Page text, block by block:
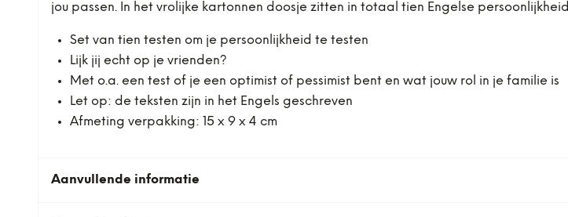
jou passen. In het vrolijke kartonnen doosje zitten in totaal tien Engelse
Set van tien testen om je persoonlijkheid te testen
Lijk jij echt op je vrienden?
Met o.a. een test of je een optimist of pessimist bent en wat jouw rol in je familie is
Let op: de teksten zijn in het Engels geschreven
Afmeting verpakking: 15 x 9 x 4 cm
Aanvullende informatie